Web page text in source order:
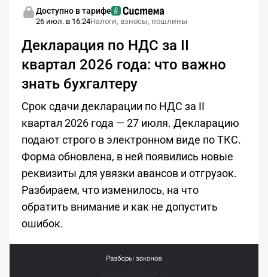
Доступно в тарифе
26 июл. в 16:24Налоги, взносы, пошлины
Декларация по НДС за II
квартал 2026 года: что важно
знать бухгалтеру
Срок сдачи декларации по НДС за II
квартал 2026 года — 27 июля. Декларацию
подают строго в электронном виде по ТКС.
Форма обновлена, в ней появились новые
реквизиты для увязки авансов и отгрузок.
Разбираем, что изменилось, на что
обратить внимание и как не допустить
ошибок.